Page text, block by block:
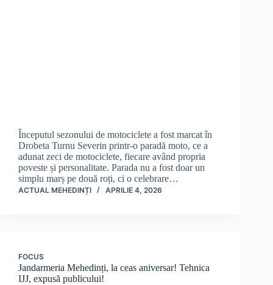
Începutul sezonului de motociclete a fost marcat în
Drobeta Turnu Severin printr-o paradă moto, ce a
adunat zeci de motociclete, fiecare având propria
poveste și personalitate. Parada nu a fost doar un
simplu marș pe două roți, ci o celebrare…
ACTUAL MEHEDINȚI APRILIE 4, 2026
FOCUS
Jandarmeria Mehedinți, la ceas aniversar! Tehnica
IJJ, expusă publicului!